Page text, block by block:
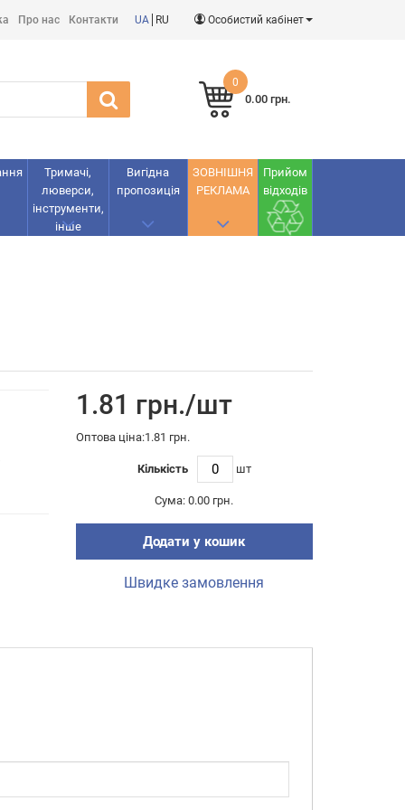
Про нас Контакти UA RU Особистий кабінет
0
0.00 грн.
Тримачі,
люверси,
інструменти,
інше
Вигідна
пропозиція
ЗОВНІШНЯ
РЕКЛАМА
Прийом
відходів
1.81 грн./шт
Оптова ціна:1.81 грн.
Кількість шт
Сума: 0.00 грн.
Додати у кошик
Швидке замовлення